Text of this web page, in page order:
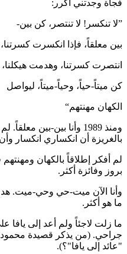
فجأة وجدتني أكرر:
”لا تنكسر! لا تنتصر، كن بين-
بين معلقاً، فإذا انكسرت كسرتنا،
انتصرت كسرتنا، وهدمت هيكلنا،
كن ميتاً-حياً، وحياً-ميتاً، ليواصل
الكهان مهنتهم“
ومنذ 1989 وأنا بين-بين
بالغريزة أن انكساري انكسار
لم أفكر إطلاقاً بالكهان
بروز وفائزة أكثر.
وأنا الآن ميت-حي وحي-ميت.
ما هو أكثر.
ما زلت لاجئاً ولم أعد إلى يافا
جراحي. (من يذكر قصيدة محمود
"عائد إلى يافا"؟).